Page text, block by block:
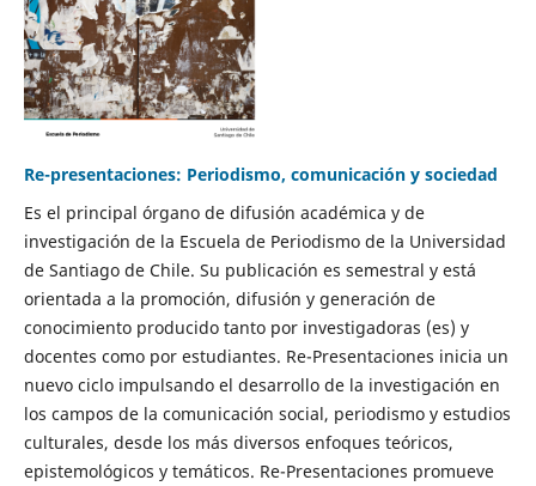
Re-presentaciones: Periodismo, comunicación y sociedad
Es el principal órgano de difusión académica y de
investigación de la Escuela de Periodismo de la Universidad
de Santiago de Chile. Su publicación es semestral y está
orientada a la promoción, difusión y generación de
conocimiento producido tanto por investigadoras (es) y
docentes como por estudiantes. Re-Presentaciones inicia un
nuevo ciclo impulsando el desarrollo de la investigación en
los campos de la comunicación social, periodismo y estudios
culturales, desde los más diversos enfoques teóricos,
epistemológicos y temáticos. Re-Presentaciones promueve